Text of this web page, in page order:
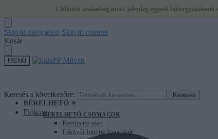
Skip to navigation Skip to content
Kosár
MENÜ
Keresés a következőre: Keresés
Fiókom
BÉRELHETŐ ⭐
BÉRELHETŐ CSOMAGOK
Kertiparti szett
Esküvői lounge fogadótér
ℹ️ Alkotói szabadság miatt jelenleg egyedi bútorgyártásunk